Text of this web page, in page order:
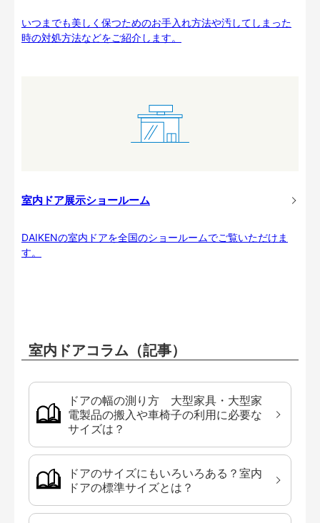
いつまでも美しく保つためのお手入れ方法や汚してしまった
時の対処方法などをご紹介します。
室内ドア展示ショールーム
DAIKENの室内ドアを全国のショールームでご覧いただけま
す。
室内ドアコラム（記事）
ドアの幅の測り方 大型家具・大型家
電製品の搬入や車椅子の利用に必要な
サイズは？
ドアのサイズにもいろいろある？室内
ドアの標準サイズとは？